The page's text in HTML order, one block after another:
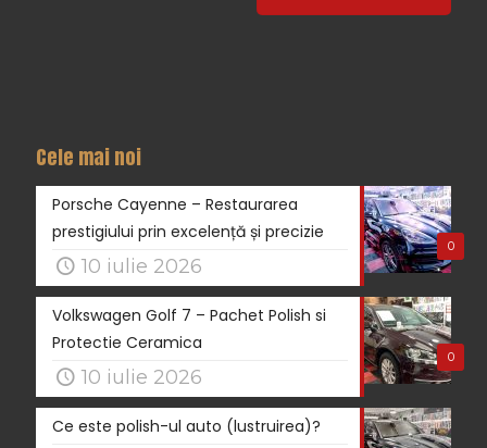
Cele mai noi
0
Porsche Cayenne – Restaurarea
prestigiului prin excelență și precizie
10 iulie 2026
0
Volkswagen Golf 7 – Pachet Polish si
Protectie Ceramica
10 iulie 2026
Ce este polish-ul auto (lustruirea)?